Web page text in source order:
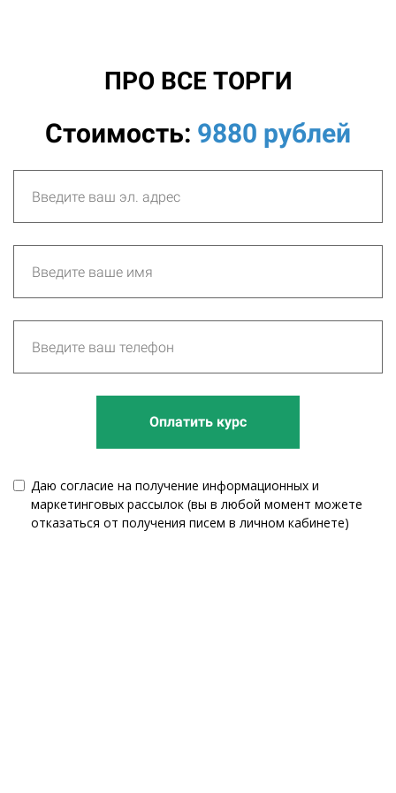
ПРО ВСЕ ТОРГИ
Стоимость: 9880 рублей
Оплатить курс
Даю согласие на получение информационных и
маркетинговых рассылок (вы в любой момент можете
отказаться от получения писем в личном кабинете)